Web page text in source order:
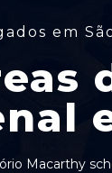
em
Macarthy